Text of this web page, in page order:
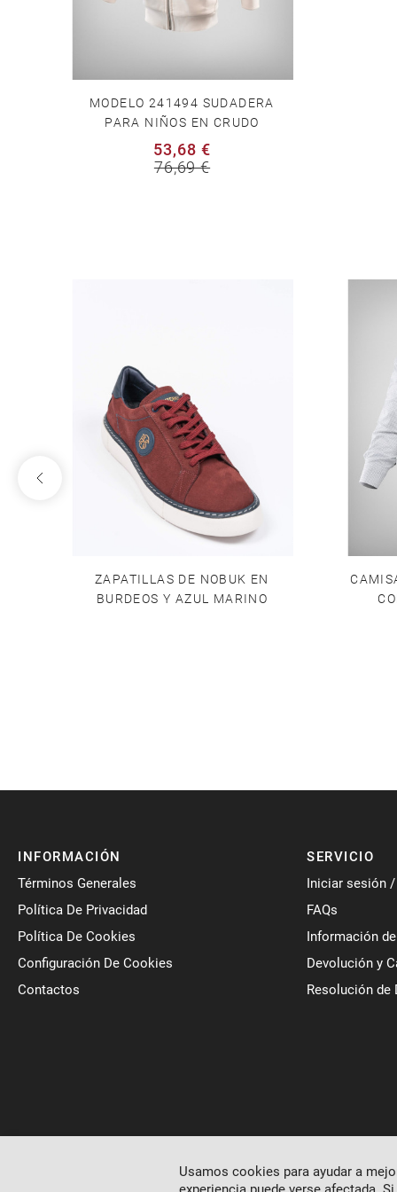
MODELO 241494 SUDADERA
PARA NIÑOS EN CRUDO
53,68 €
76,69 €
ZAPATILLAS DE NOBUK EN
BURDEOS Y AZUL MARINO
INFORMACIÓN
Términos Generales
Política De Privacidad
Política De Cookies
Configuración De Cookies
Contactos
SERVICIO
Iniciar sesión
FAQs
Información
Devolución y
Resolución de
Usamos cookies para ayudar a